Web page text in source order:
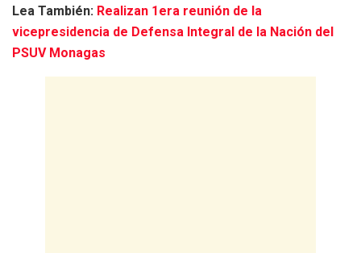
Lea También: Realizan 1era reunión de la
vicepresidencia de Defensa Integral de la Nación del
PSUV Monagas